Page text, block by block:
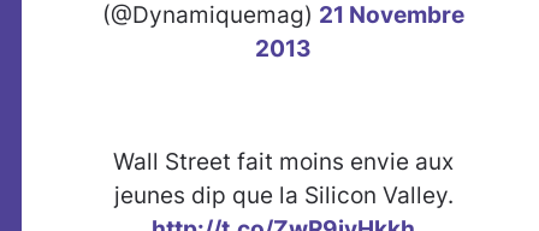
(@Dynamiquemag) 21 Novembre
2013
Wall Street fait moins envie aux
jeunes dip que la Silicon Valley.